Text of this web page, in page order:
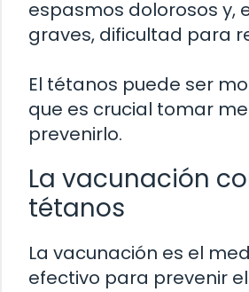
espasmos dolorosos y,
graves, dificultad para
El tétanos puede ser
que es crucial tomar
prevenirlo.
La vacunación
tétanos
La vacunación es el
efectivo para prevenir